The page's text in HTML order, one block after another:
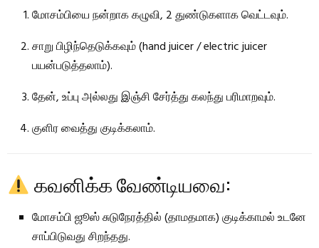
மோசம்பியை நன்றாக கழுவி, 2 துண்டுகளாக வெட்டவும்.
சாறு பிழிந்தெடுக்கவும் (hand juicer / electric juicer
பயன்படுத்தலாம்).
தேன், உப்பு அல்லது இஞ்சி சேர்த்து கலந்து பரிமாறவும்.
குளிர வைத்து குடிக்கலாம்.
கவனிக்க வேண்டியவை:
மோசம்பி ஜூஸ் சுடுநேரத்தில் (தாமதமாக) குடிக்காமல் உடனே
சாப்பிடுவது சிறந்தது.